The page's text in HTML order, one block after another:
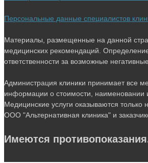
Персональные данные специалистов
Материалы, размещенные на данной
медицинских рекомендаций.
ответственности за возможные
Администрация клиники принимает все
информации о стоимости, наименовании
Медицинские услуги оказываются
ООО "Альтернативная клиника" и
Имеются